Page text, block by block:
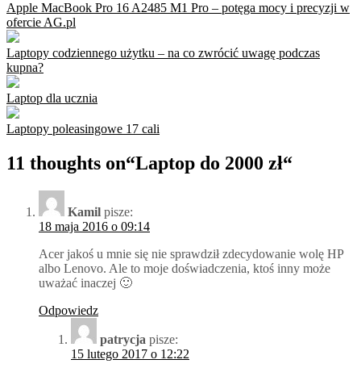
Apple MacBook Pro 16 A2485 M1 Pro – potęga mocy i precyzji w
ofercie AG.pl
Laptopy codziennego użytku – na co zwrócić uwagę podczas
kupna?
Laptop dla ucznia
Laptopy poleasingowe 17 cali
11 thoughts on“Laptop do 2000 zł“
Kamil pisze:
18 maja 2016 o 09:14
Acer jakoś u mnie się nie sprawdził zdecydowanie wolę HP
albo Lenovo. Ale to moje doświadczenia, ktoś inny może
uważać inaczej 🙂
Odpowiedz
patrycja pisze:
15 lutego 2017 o 12:22